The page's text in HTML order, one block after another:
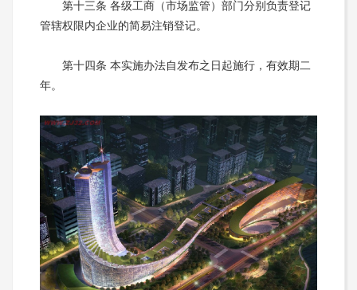
第十三条 各级工商（市场监管）部门分别负责登记
管辖权限内企业的简易注销登记。
第十四条 本实施办法自发布之日起施行，有效期二
年。